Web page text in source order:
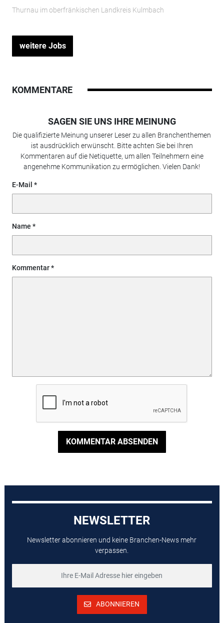
Thurnau im oberfränkischen Landkreis Kulmbach
weitere Jobs
KOMMENTARE
SAGEN SIE UNS IHRE MEINUNG
Die qualifizierte Meinung unserer Leser zu allen Branchenthemen
ist ausdrücklich erwünscht. Bitte achten Sie bei Ihren
Kommentaren auf die Netiquette, um allen Teilnehmern eine
angenehme Kommunikation zu ermöglichen. Vielen Dank!
E-Mail
Name
Kommentar
KOMMENTAR ABSENDEN
NEWSLETTER
Newsletter abonnieren und keine Branchen-News mehr
verpassen.
ABONNIEREN